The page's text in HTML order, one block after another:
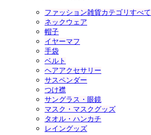
ファッション雑貨カテゴリすべて
ネックウェア
帽子
イヤーマフ
手袋
ベルト
ヘアアクセサリー
サスペンダー
つけ襟
サングラス・眼鏡
マスク・マスクグッズ
タオル・ハンカチ
レイングッズ